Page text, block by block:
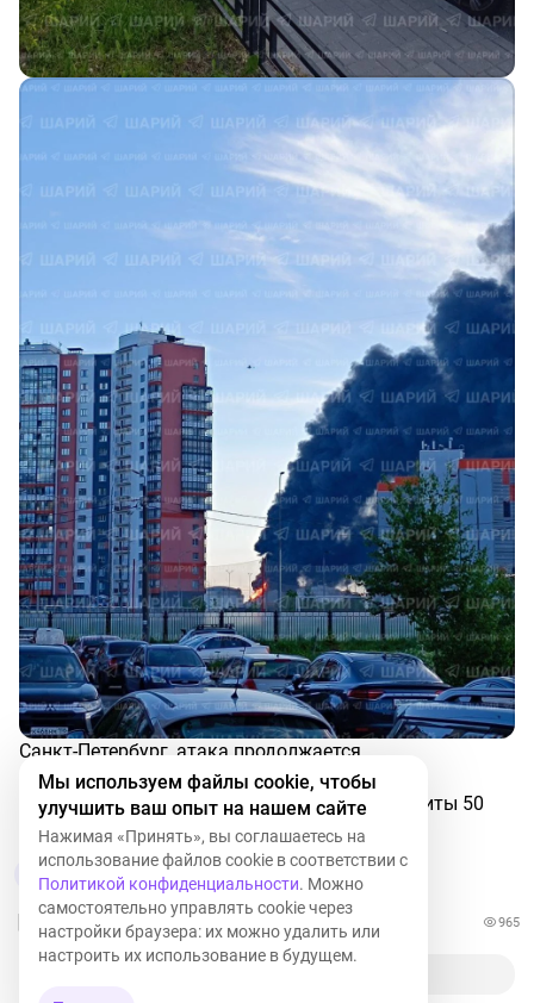
Санкт-Петербург, атака продолжается.
Губернатор заявил, что над областью уже сбиты 50
БПЛА.
965
Мы используем файлы cookie, чтобы
улучшить ваш опыт на нашем сайте
Нажимая «Принять», вы соглашаетесь на
использование файлов cookie в соответствии с
Политикой конфиденциальности. Можно
самостоятельно управлять cookie через
настройки браузера: их можно удалить или
настроить их использование в будущем.